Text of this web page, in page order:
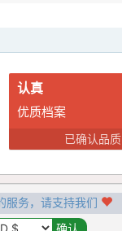
认真
优质档案
已确认品质
服务，请支持我们